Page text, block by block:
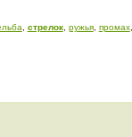
стрелок, ружья, промах,